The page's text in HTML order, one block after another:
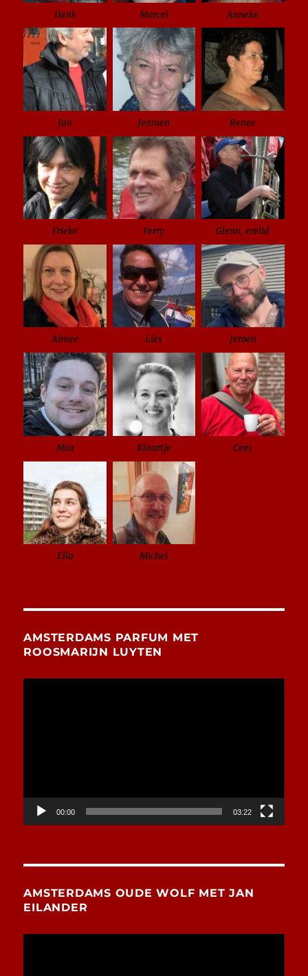
Henk Marcel Anneke
Jan Jeanien Renee
Frieke Ferry Glenn, erelid
Aimee Lies Jeroen
Max Klaartje Cees
Ella Michel
AMSTERDAMS PARFUM MET
ROOSMARIJN LUYTEN
00:00 03:22
AMSTERDAMS OUDE WOLF MET JAN
EILANDER